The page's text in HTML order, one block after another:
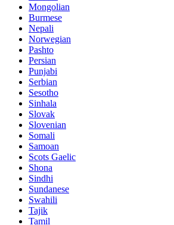
Mongolian
Burmese
Nepali
Norwegian
Pashto
Persian
Punjabi
Serbian
Sesotho
Sinhala
Slovak
Slovenian
Somali
Samoan
Scots Gaelic
Shona
Sindhi
Sundanese
Swahili
Tajik
Tamil